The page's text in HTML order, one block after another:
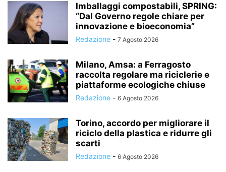
Imballaggi compostabili, SPRING:
“Dal Governo regole chiare per
innovazione e bioeconomia”
Redazione - 7 Agosto 2026
Milano, Amsa: a Ferragosto
raccolta regolare ma riciclerie e
piattaforme ecologiche chiuse
Redazione - 6 Agosto 2026
Torino, accordo per migliorare il
riciclo della plastica e ridurre gli
scarti
Redazione - 6 Agosto 2026